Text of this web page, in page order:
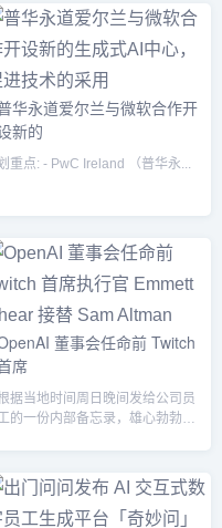
华永道爱尔兰与微软合作开
新的
划重点: - PwC Ireland （普华永...
董事会任命前 Twitch
席
据当地时间周日晚间发给公司员
的一份内部备忘录，雄心勃勃的